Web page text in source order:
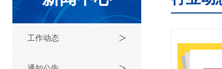
工作动态 >